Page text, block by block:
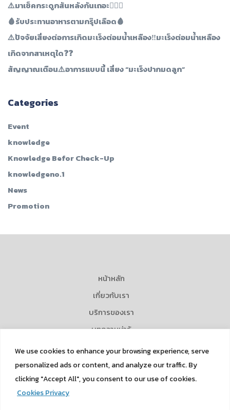
We use cookies to enhance your browsing experience, serve
personalized ads or content, and analyze our traffic. By
clicking "Accept All", you consent to our use of cookies.
Cookies Privacy
⚠️มาเช็คกระดูกสันหลังกันเถอะ👩🏻‍⚕️
🩸รับประทานอาหารตามกรุ๊ปเลือด🩸
⚠️ปัจจัยเสี่ยงต่อการเกิดมะเร็งต่อมน้ำเหลือง‼️มะเร็งต่อมน้ำเหลือง
เกิดจากสาเหตุใด❓❓
สัญญาณเตือน⚠️อาการแบบนี้ เสี่ยง “มะเร็งปากมดลูก”
Categories
Event
knowledge
Knowledge Befor Check-Up
knowledgeno.1
News
Promotion
หน้าหลัก
เกี่ยวกับเรา
บริการของเรา
บทความน่ารู้
ข่าวและกิจกรรม
Career
ติดต่อเรา